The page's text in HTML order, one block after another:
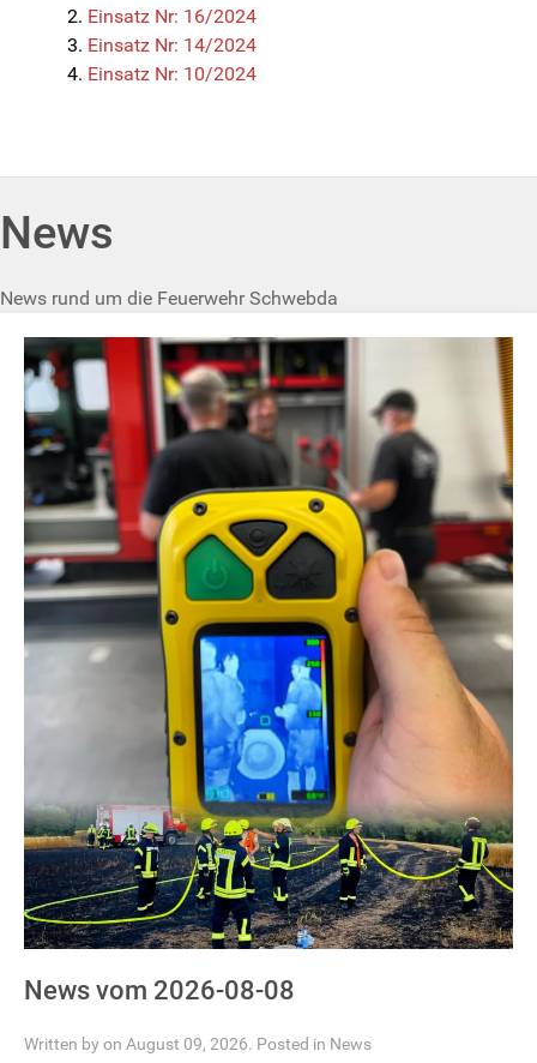
Einsatz Nr: 16/2024
Einsatz Nr: 14/2024
Einsatz Nr: 10/2024
News
News rund um die Feuerwehr Schwebda
News vom 2026-08-08
Written by on August 09, 2026. Posted in News